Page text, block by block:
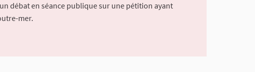
débat en séance publique sur une pétition ayant
mer.